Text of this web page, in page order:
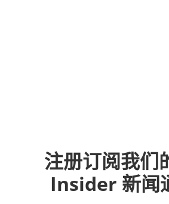
注册订阅我们
Insider 新闻